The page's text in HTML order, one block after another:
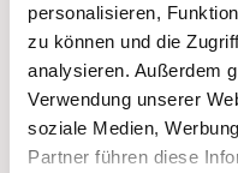
personalisieren,
zu können und die
analysieren. Außerdem
Verwendung unserer
soziale Medien,
Partner führen diese